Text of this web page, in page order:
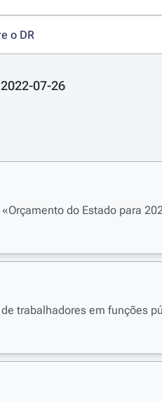
o DR
07-26
do Estado para
trabalhadores em funções